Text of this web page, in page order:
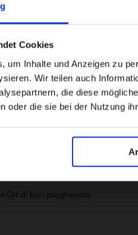
Cookies
um Inhalte und Anzeigen zu
Wir teilen auch
die diese
oder die sie bei der Nutzung